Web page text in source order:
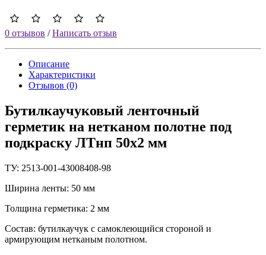
0 отзывов /Написать отзыв
Описание
Характеристики
Отзывов (0)
Бутилкаучуковый ленточный
герметик на нетканом полотне под
подкраску ЛТнп 50х2 мм
ТУ: 2513-001-43008408-98
Ширина ленты: 50 мм
Толщина герметика: 2 мм
Состав: бутилкаучук с самоклеющийся стороной и
армирующим нетканым полотном.